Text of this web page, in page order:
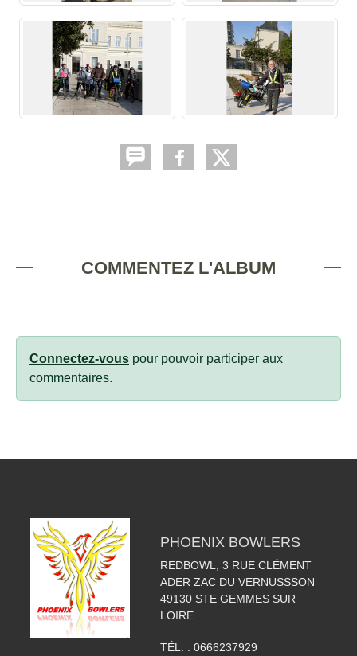
COMMENTEZ L'ALBUM
Connectez-vous pour pouvoir participer aux
commentaires.
PHOENIX BOWLERS
REDBOWL, 3 RUE CLÉMENT
ADER ZAC DU VERNUSSSON
49130 STE GEMMES SUR
LOIRE
TÉL. : 0666237929